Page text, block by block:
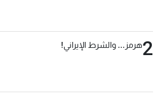
2هرمز... والشرط الإيراني!